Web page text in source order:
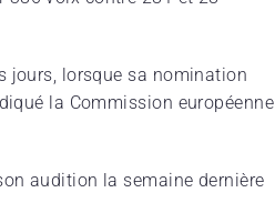
jours, lorsque sa nomination
la Commission européenne
audition la semaine dernière